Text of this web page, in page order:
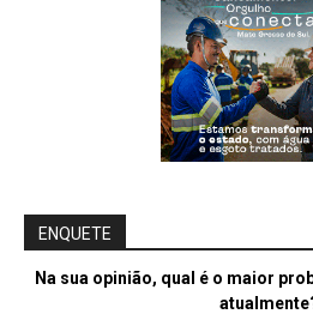
ENQUETE
Na sua opinião, qual é o maior